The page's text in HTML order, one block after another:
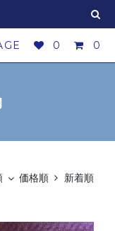
0 0
価格順 新着順